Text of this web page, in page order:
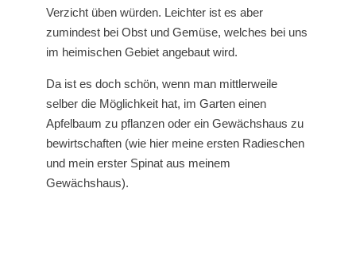
Verzicht üben würden. Leichter ist es aber
zumindest bei Obst und Gemüse, welches bei uns
im heimischen Gebiet angebaut wird.
Da ist es doch schön, wenn man mittlerweile
selber die Möglichkeit hat, im Garten einen
Apfelbaum zu pflanzen oder ein Gewächshaus zu
bewirtschaften (wie hier meine ersten Radieschen
und mein erster Spinat aus meinem
Gewächshaus).